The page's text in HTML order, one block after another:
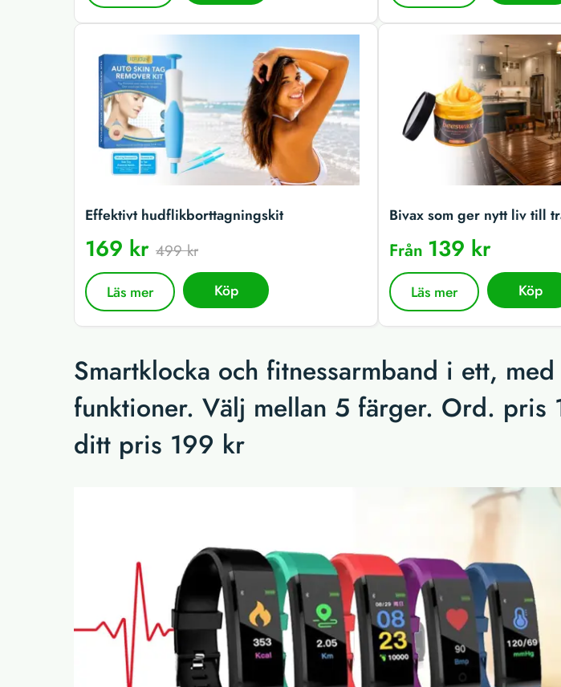
Effektivt hudflikborttagningskit
169 kr 499 kr
Läs mer Köp
Bivax som ger nytt liv till
Från 139 kr
Läs mer Köp
Smartklocka och fitnessarmband i ett,
funktioner. Välj mellan 5 färger. Ord. pris
ditt pris 199 kr